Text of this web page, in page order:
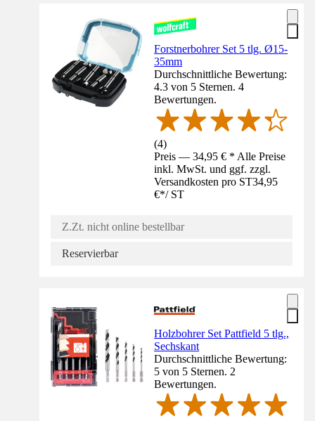
Forstnerbohrer Set 5 tlg. Ø15-
35mm
Durchschnittliche Bewertung:
4.3 von 5 Sternen. 4
Bewertungen.
(4)
Preis — 34,95 € * Alle Preise
inkl. MwSt. und ggf. zzgl.
Versandkosten pro ST34,95
€*/ ST
Z.Zt. nicht online bestellbar
Reservierbar
Holzbohrer Set Pattfield 5 tlg.,
Sechskant
Durchschnittliche Bewertung:
5 von 5 Sternen. 2
Bewertungen.